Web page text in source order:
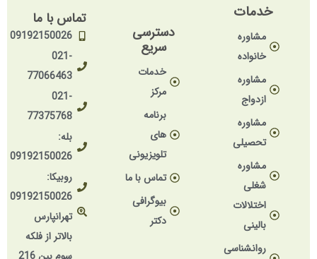
خدمات
مشاوره
خانواده
مشاوره
ازدواج
مشاوره
تحصیلی
مشاوره
شغلی
اختلالات
بالینی
روانشناسی
دسترسی
سریع
خدمات
مرکز
های
تلویزیونی
تماس با ما
بیوگرافی
دکتر
تماس با ما
09192150026
77066463
77375768
09192150026
روبیکا:
09192150026
تهرانپارس
بالاتر از فلکه
سوم بین 216